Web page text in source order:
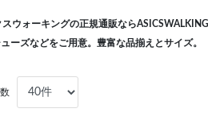
スウォーキングの正規通販なら
ーズなどをご用意。豊富な品揃えとサイズ。